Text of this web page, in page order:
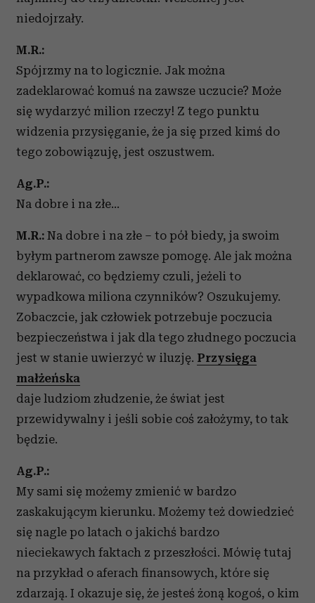
niedojrzały.
M.R.:
Spójrzmy na to logicznie. Jak można
zadeklarować komuś na zawsze uczucie? Może
się wydarzyć milion rzeczy! Z tego punktu
widzenia przysięganie, że ja się przed kimś do
tego zobowiązuję, jest oszustwem.
Ag.P.:
Na dobre i na złe…
M.R.: Na dobre i na złe – to pół biedy, ja swoim
byłym partnerom zawsze pomogę. Ale jak można
deklarować, co będziemy czuli, jeżeli to
wypadkowa miliona czynników? Oszukujemy.
Zobaczcie, jak człowiek potrzebuje poczucia
bezpieczeństwa i jak dla tego złudnego poczucia
jest w stanie uwierzyć w iluzję. Przysięga
małżeńska
daje ludziom złudzenie, że świat jest
przewidywalny i jeśli sobie coś założymy, to tak
będzie.
Ag.P.:
My sami się możemy zmienić w bardzo
zaskakującym kierunku. Możemy też dowiedzieć
się nagle po latach o jakichś bardzo
nieciekawych faktach z przeszłości. Mówię tutaj
na przykład o aferach finansowych, które się
zdarzają. I okazuje się, że jesteś żoną kogoś, o kim